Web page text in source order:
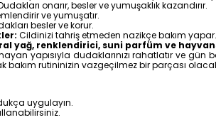
onarır, besler ve yumuşaklık kazandırır.
ve yumuşatır.
besler ve korur.
Cildinizi tahriş etmeden nazikçe bakım yapar.
yağ, renklendirici, suni parfüm ve
yapısıyla dudaklarınızı rahatlatır ve
bakım rutininizin vazgeçilmez bir parçası
uygulayın.